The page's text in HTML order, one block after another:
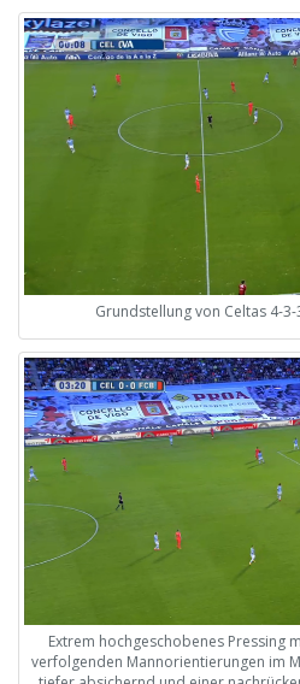
Grundstellung von Celtas 4-
Extrem hochgeschobenes Pressing
verfolgenden Mannorientierungen im